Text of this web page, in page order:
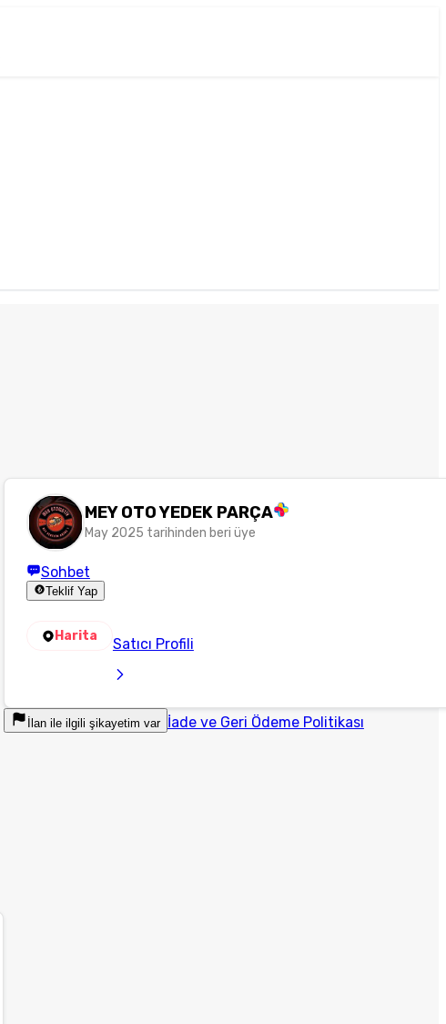
MEY OTO YEDEK PARÇA
May 2025 tarihinden beri üye
Sohbet
Teklif Yap
Harita Satıcı Profili
İlan ile ilgili şikayetim var İade ve Geri Ödeme Politikası